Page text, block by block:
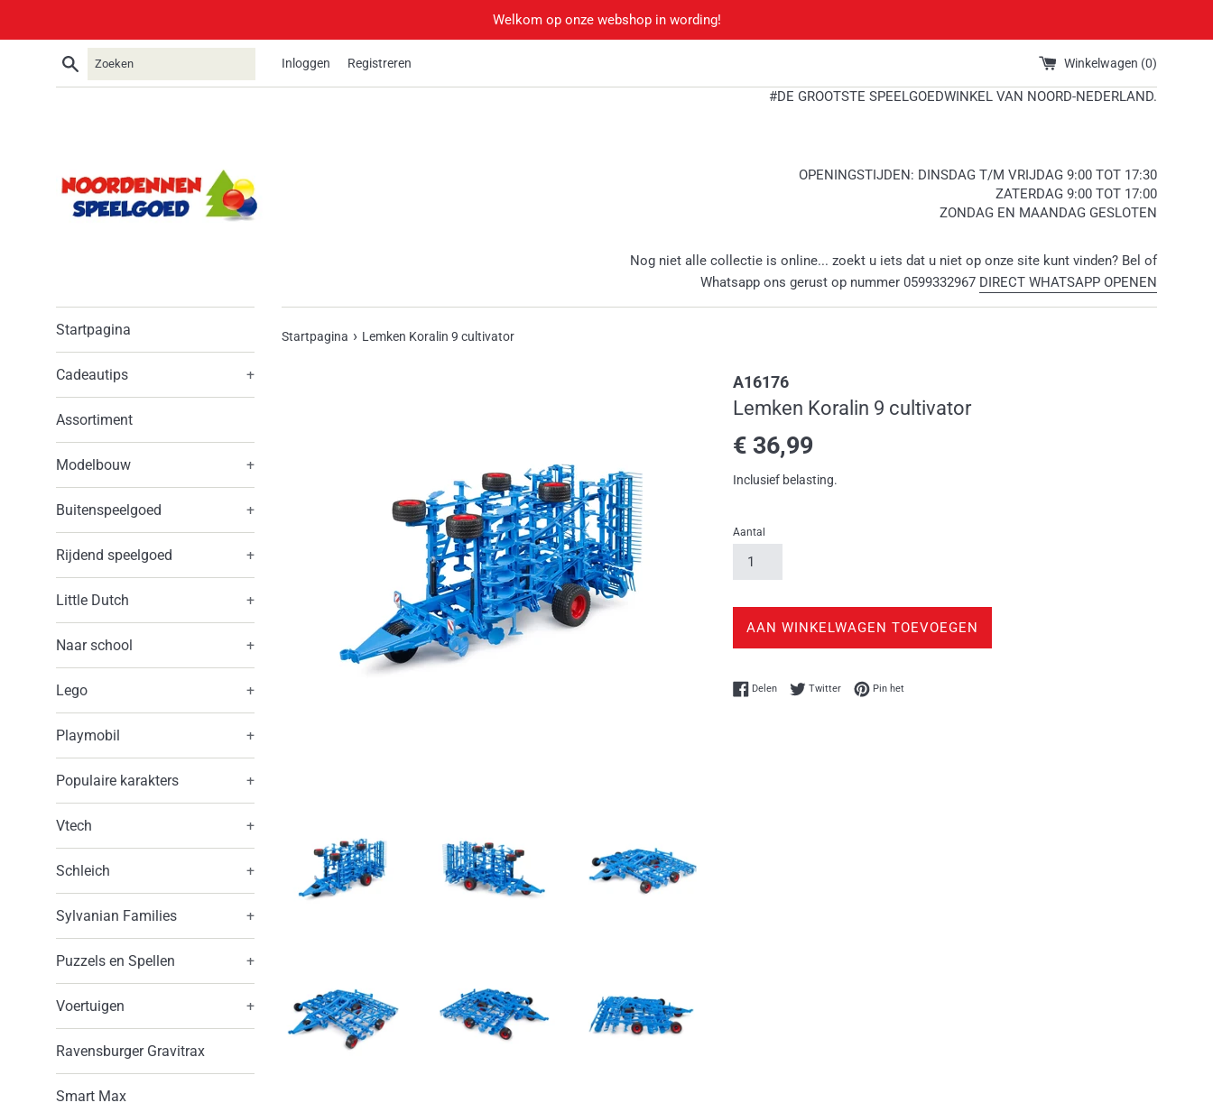
Welkom op onze webshop in wording!
Zoeken Inloggen Registreren Winkelwagen (0)
#DE GROOTSTE SPEELGOEDWINKEL VAN NOORD-NEDERLAND.
OPENINGSTIJDEN: DINSDAG T/M VRIJDAG 9:00 TOT 17:30
ZATERDAG 9:00 TOT 17:00
ZONDAG EN MAANDAG GESLOTEN
Nog niet alle collectie is online... zoekt u iets dat u niet op onze site kunt vinden? Bel of
Whatsapp ons gerust op nummer 0599332967 DIRECT WHATSAPP OPENEN
Startpagina
Cadeautips +
Assortiment
Modelbouw +
Buitenspeelgoed +
Rijdend speelgoed +
Little Dutch +
Naar school +
Lego +
Playmobil +
Populaire karakters +
Vtech +
Schleich +
Sylvanian Families +
Puzzels en Spellen +
Voertuigen +
Ravensburger Gravitrax
Smart Max
Startpagina › Lemken Koralin 9 cultivator
A16176
Lemken Koralin 9 cultivator
Normale
prijs
€ 36,99
Inclusief belasting.
Aantal
AAN WINKELWAGEN TOEVOEGEN
DelenDelen op Facebook
TwitterTwitteren op Twitter
Pin hetPinnen op Pinterest